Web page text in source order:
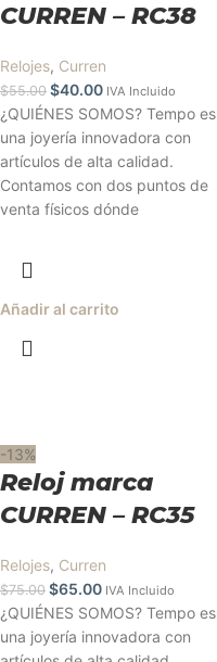
CURREN – RC38
Relojes, Curren
$55.00 $40.00 IVA Incluido
¿QUIÉNES SOMOS? Tempo es
una joyería innovadora con
artículos de alta calidad.
Contamos con dos puntos de
venta físicos dónde
Añadir al carrito
-13%
Reloj marca
CURREN – RC35
Relojes, Curren
$75.00 $65.00 IVA Incluido
¿QUIÉNES SOMOS? Tempo es
una joyería innovadora con